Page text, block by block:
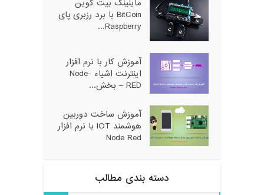
ماینینگ بیت کوین
BitCoin با برد رزبری پای
Raspberry...
آموزش کار با نرم افزار
اینترنت اشیاء Node-
RED – بخش...
آموزش ساخت دوربین
هوشمند IOT با نرم افزار
Node Red
دسته بندی مطالب